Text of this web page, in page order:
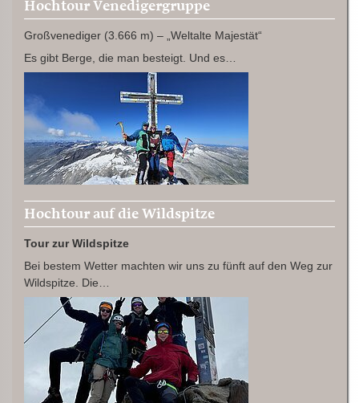
Hochtour Venedigergruppe
Großvenediger (3.666 m) – „Weltalte Majestät“
Es gibt Berge, die man besteigt. Und es…
Hochtour auf die Wildspitze
Tour zur Wildspitze
Bei bestem Wetter machten wir uns zu fünft auf den Weg zur
Wildspitze. Die…